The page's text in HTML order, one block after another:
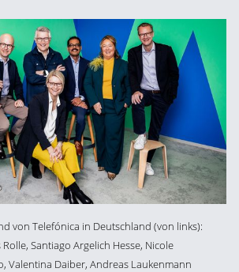
von Telefónica in Deutschland (von links):
Santiago Argelich Hesse, Nicole
Valentina Daiber, Andreas Laukenmann